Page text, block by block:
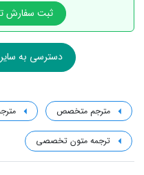
ثبت سفارش
دسترسی به
مترجم متخصص
ترجمه متون تخصصی